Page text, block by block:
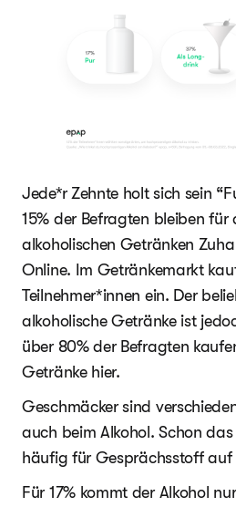
Jede*r Zehnte holt sich sein
15% der Befragten bleiben für
alkoholischen Getränken
Online. Im Getränkemarkt
Teilnehmer*innen ein. Der
alkoholische Getränke ist
über 80% der Befragten
Getränke hier.
Geschmäcker sind
auch beim Alkohol. Schon
häufig für Gesprächsstoff auf
Für 17% kommt der Alkohol